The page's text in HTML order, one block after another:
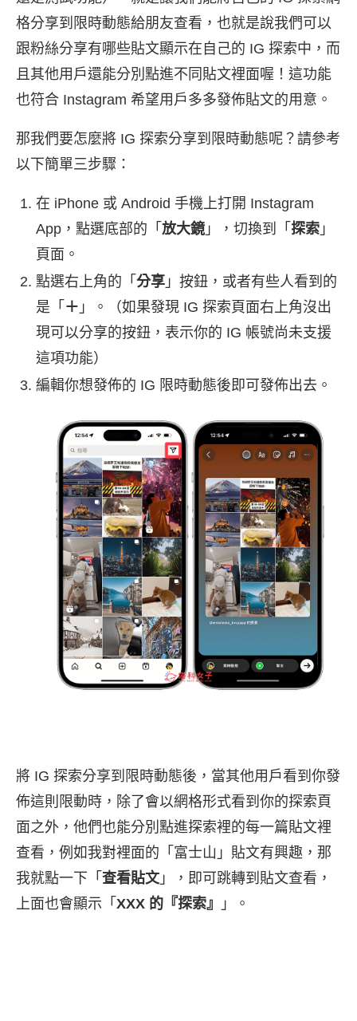
格分享到限時動態給朋友查看，也就是說我們可以
跟粉絲分享有哪些貼文顯示在自己的 IG 探索中，而
且其他用戶還能分別點進不同貼文裡面喔！這功能
也符合 Instagram 希望用戶多多發佈貼文的用意。
那我們要怎麼將 IG 探索分享到限時動態呢？請參考
以下簡單三步驟：
在 iPhone 或 Android 手機上打開 Instagram
App，點選底部的「 放大鏡 」，切換到「 探索 」
頁面。
點選右上角的「 分享 」按鈕，或者有些人看到的
是「 ＋ 」。（如果發現 IG 探索頁面右上角沒出
現可以分享的按鈕，表示你的 IG 帳號尚未支援
這項功能）
編輯你想發佈的 IG 限時動態後即可發佈出去。
將 IG 探索分享到限時動態後，當其他用戶看到你發
佈這則限動時，除了會以網格形式看到你的探索頁
面之外，他們也能分別點進探索裡的每一篇貼文裡
查看，例如我對裡面的「富士山」貼文有興趣，那
我就點一下「 查看貼文」，即可跳轉到貼文查看，
上面也會顯示「 XXX 的『探索』 」。